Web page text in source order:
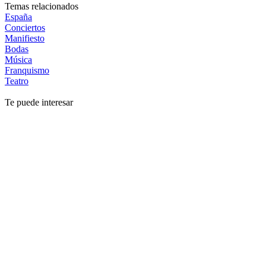
Temas relacionados
España
Conciertos
Manifiesto
Bodas
Música
Franquismo
Teatro
Te puede interesar